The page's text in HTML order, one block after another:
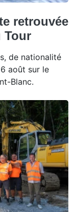
retrouvée
Tour
de nationalité
août sur le
Blanc.